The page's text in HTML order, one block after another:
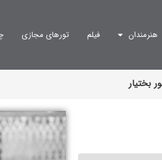
هنرمندان فیلم تورهای مجازی
بختیار